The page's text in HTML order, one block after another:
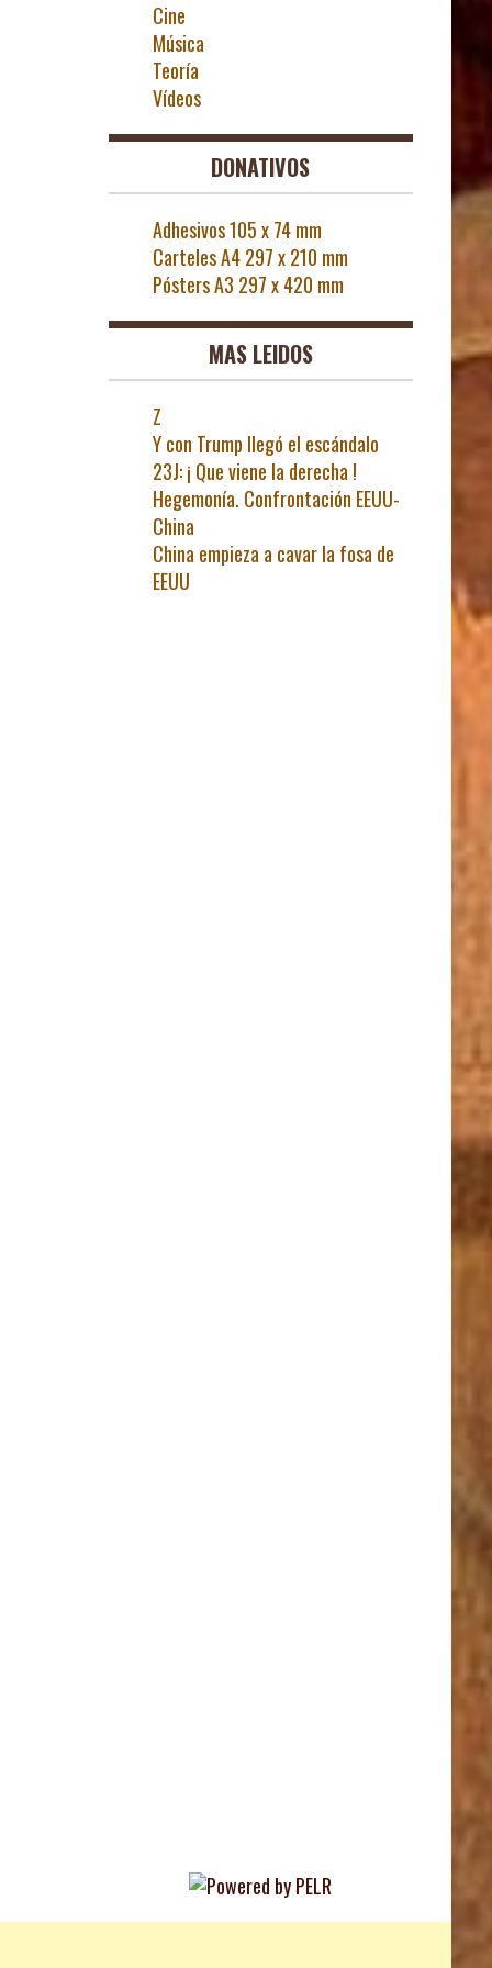
Cine
Música
Teoría
Vídeos
DONATIVOS
Adhesivos 105 x 74 mm
Carteles A4 297 x 210 mm
Pósters A3 297 x 420 mm
MAS LEIDOS
Z
Y con Trump llegó el escándalo
23J: ¡ Que viene la derecha !
Hegemonía. Confrontación EEUU-
China
China empieza a cavar la fosa de
EEUU